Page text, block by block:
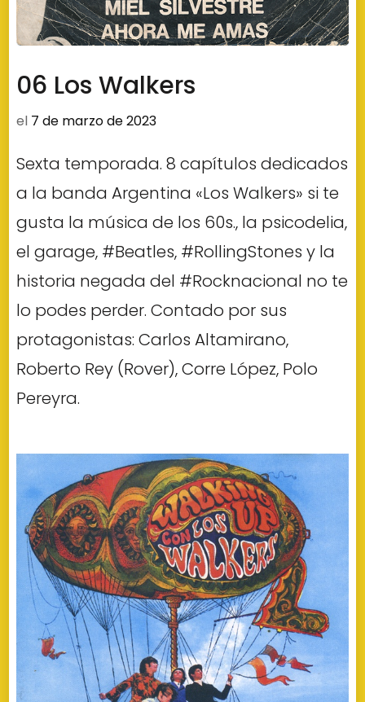
06 Los Walkers
el 7 de marzo de 2023
Sexta temporada. 8 capítulos dedicados
a la banda Argentina «Los Walkers» si te
gusta la música de los 60s., la psicodelia,
el garage, #Beatles, #RollingStones y la
historia negada del #Rocknacional no te
lo podes perder. Contado por sus
protagonistas: Carlos Altamirano,
Roberto Rey (Rover), Corre López, Polo
Pereyra.